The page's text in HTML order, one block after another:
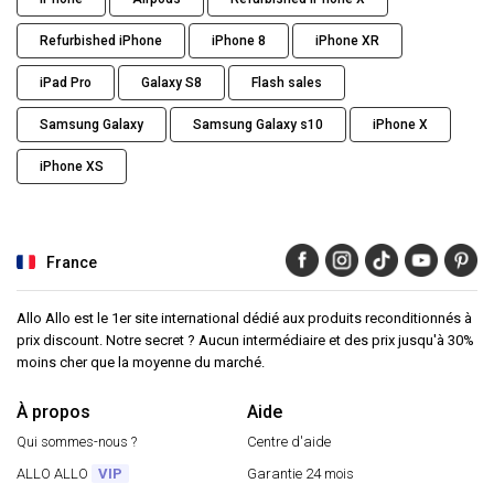
Refurbished iPhone iPhone 8 iPhone XR
iPad Pro Galaxy S8 Flash sales
Samsung Galaxy Samsung Galaxy s10 iPhone X
iPhone XS
France
Allo Allo est le 1er site international dédié aux produits reconditionnés à
prix discount. Notre secret ? Aucun intermédiaire et des prix jusqu'à 30%
moins cher que la moyenne du marché.
À propos
Qui sommes-nous ?
ALLO ALLO
VIP
Aide
Centre d'aide
Garantie 24 mois